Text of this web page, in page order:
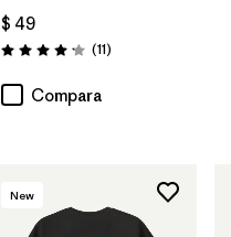
$ 49
Valoración: 4.2 / 5
(11Comentarios
)
Compara
New